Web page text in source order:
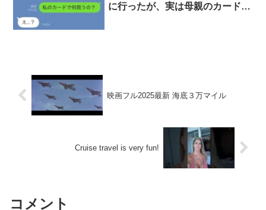
に行ったが、実は母親のカードと
映画フル2025最新 海底３万マイル
Cruise travel is very fun!
コメント